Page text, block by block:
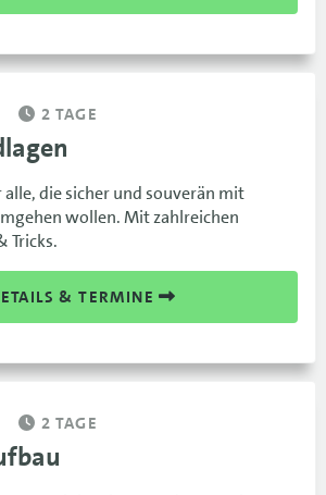
2 TAGE
die sicher und souverän mit
wollen. Mit zahlreichen
Tricks.
& TERMINE
2 TAGE